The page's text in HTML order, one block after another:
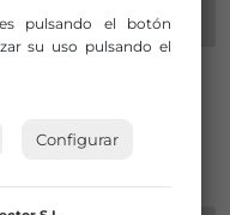
Batuz,
de Bizkaia
pulsando el botón
su uso pulsando el
Configurar